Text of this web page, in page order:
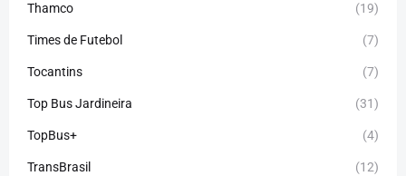
Thamco (19)
Times de Futebol (7)
Tocantins (7)
Top Bus Jardineira (31)
TopBus+ (4)
TransBrasil (12)